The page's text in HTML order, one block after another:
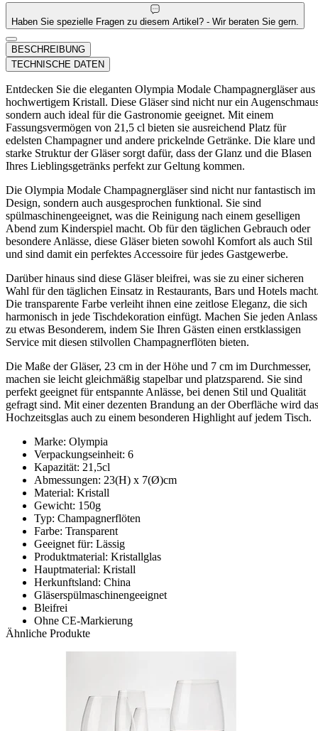
Haben Sie spezielle Fragen zu diesem Artikel? - Wir beraten Sie gern.
BESCHREIBUNG
TECHNISCHE DATEN
Entdecken Sie die eleganten Olympia Modale Champagnergläser aus
hochwertigem Kristall. Diese Gläser sind nicht nur ein
sondern auch ideal für die Gastronomie geeignet. Mit einem
Fassungsvermögen von 21,5 cl bieten sie ausreichend Platz für
edelsten Champagner und andere prickelnde Getränke. Die klare und
starke Struktur der Gläser sorgt dafür, dass der Glanz und die Blasen
Ihres Lieblingsgetränks perfekt zur Geltung kommen.
Die Olympia Modale Champagnergläser sind nicht nur fantastisch im
Design, sondern auch ausgesprochen funktional. Sie sind
spülmaschinengeeignet, was die Reinigung nach einem geselligen
Abend zum Kinderspiel macht. Ob für den täglichen Gebrauch oder
besondere Anlässe, diese Gläser bieten sowohl Komfort als auch Stil
und sind damit ein perfektes Accessoire für jedes Gastgewerbe.
Darüber hinaus sind diese Gläser bleifrei, was sie zu einer sicheren
Wahl für den täglichen Einsatz in Restaurants, Bars und Hotels
Die transparente Farbe verleiht ihnen eine zeitlose Eleganz, die sich
harmonisch in jede Tischdekoration einfügt. Machen Sie jeden Anlass
zu etwas Besonderem, indem Sie Ihren Gästen einen erstklassigen
Service mit diesen stilvollen Champagnerflöten bieten.
Die Maße der Gläser, 23 cm in der Höhe und 7 cm im Durchmesser,
machen sie leicht gleichmäßig stapelbar und platzsparend. Sie sind
perfekt geeignet für entspannte Anlässe, bei denen Stil und Qualität
gefragt sind. Mit einer dezenten Brandung an der Oberfläche wird das
Hochzeitsglas auch zu einem besonderen Highlight auf jedem Tisch.
Marke: Olympia
Verpackungseinheit: 6
Kapazität: 21,5cl
Abmessungen: 23(H) x 7(Ø)cm
Material: Kristall
Gewicht: 150g
Typ: Champagnerflöten
Farbe: Transparent
Geeignet für: Lässig
Produktmaterial: Kristallglas
Hauptmaterial: Kristall
Herkunftsland: China
Gläserspülmaschinengeeignet
Bleifrei
Ohne CE-Markierung
Ähnliche Produkte